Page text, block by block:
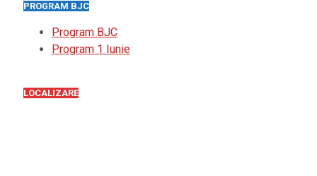
PROGRAM BJC
Program BJC
Program 1 Iunie
LOCALIZARE